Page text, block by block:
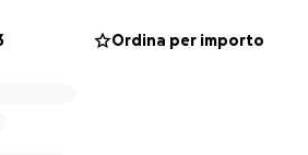
costruire un futuro più solidale.
Ordina per importo